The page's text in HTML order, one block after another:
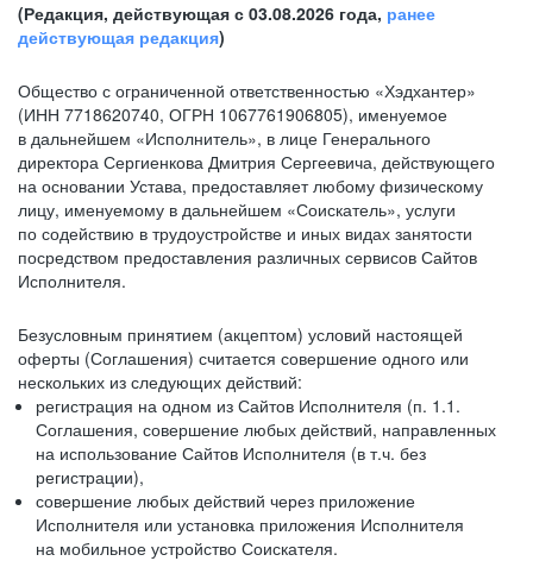
(Редакция, действующая с 03.08.2026 года, ранее
действующая редакция)
Общество с ограниченной ответственностью «Хэдхантер»
(ИНН 7718620740, ОГРН 1067761906805), именуемое
в дальнейшем «Исполнитель», в лице Генерального
директора Сергиенкова Дмитрия Сергеевича, действующего
на основании Устава, предоставляет любому физическому
лицу, именуемому в дальнейшем «Соискатель», услуги
по содействию в трудоустройстве и иных видах занятости
посредством предоставления различных сервисов Сайтов
Исполнителя.
Безусловным принятием (акцептом) условий настоящей
оферты (Соглашения) считается совершение одного или
нескольких из следующих действий:
регистрация на одном из Сайтов Исполнителя (п. 1.1.
Соглашения, совершение любых действий, направленных
на использование Сайтов Исполнителя (в т.ч. без
регистрации),
совершение любых действий через приложение
Исполнителя или установка приложения Исполнителя
на мобильное устройство Соискателя.